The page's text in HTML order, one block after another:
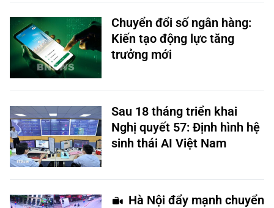
Chuyển đổi số ngân hàng:
Kiến tạo động lực tăng
trưởng mới
Sau 18 tháng triển khai
Nghị quyết 57: Định hình hệ
sinh thái AI Việt Nam
Hà Nội đẩy mạnh chuyển